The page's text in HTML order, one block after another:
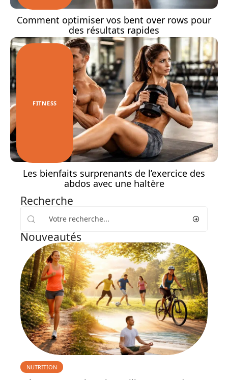
Comment optimiser vos bent over rows pour
des résultats rapides
FITNESS
Les bienfaits surprenants de l’exercice des
abdos avec une haltère
Recherche
Nouveautés
NUTRITION